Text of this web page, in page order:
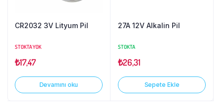
CR2032 3V Lityum Pil
STOKTA YOK
₺17,47
Devamını oku
27A 12V Alkalin Pil
STOKTA
₺26,31
Sepete Ekle